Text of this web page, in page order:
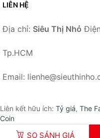
SO SÁNH GIÁ
LIÊN HỆ
Địa chỉ: Siêu Thị Nhỏ
Tp.HCM
Email:
Liên kết hữu ích: Tỷ giá, The
Coin